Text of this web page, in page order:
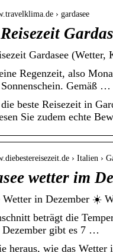
› gardasee
Gardasee
Regenzeit, also
Gemäß …
beste Reisezeit in
Sie zudem echte
› Italien ›
wetter im
Wetter in Dezember ☀️
beträgt die
gibt es 7 …
heraus, wie das